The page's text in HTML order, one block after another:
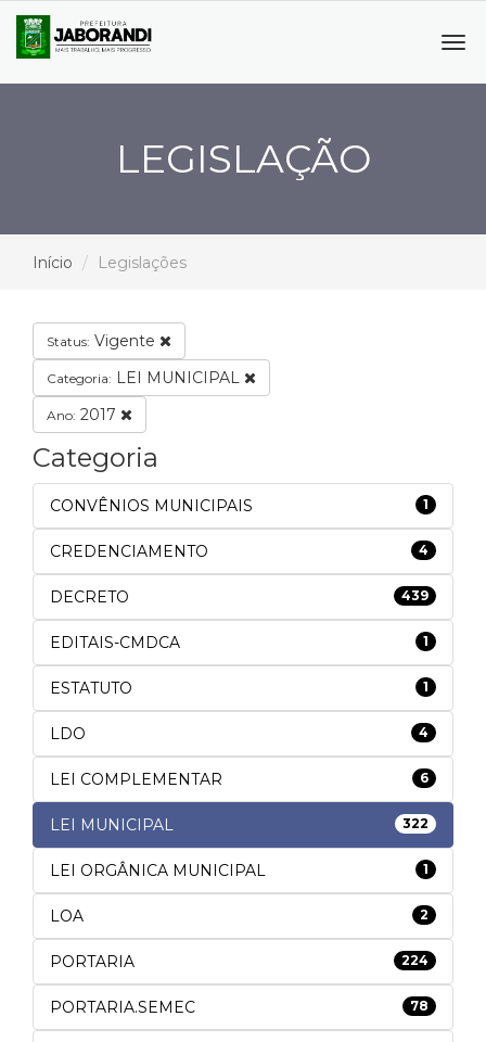
LEGISLAÇÃO
Início Legislações
Status: Vigente
Categoria: LEI MUNICIPAL
Ano: 2017
Categoria
CONVÊNIOS MUNICIPAIS 1
CREDENCIAMENTO 4
DECRETO 439
EDITAIS-CMDCA 1
ESTATUTO 1
LDO 4
LEI COMPLEMENTAR 6
LEI MUNICIPAL 322
LEI ORGÂNICA MUNICIPAL 1
LOA 2
PORTARIA 224
PORTARIA.SEMEC 78